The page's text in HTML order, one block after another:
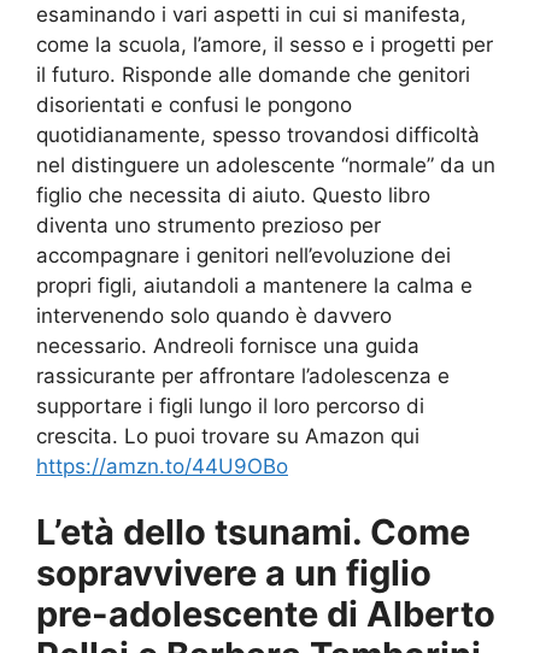
esaminando i vari aspetti in cui si manifesta,
come la scuola, l’amore, il sesso e i progetti per
il futuro. Risponde alle domande che genitori
disorientati e confusi le pongono
quotidianamente, spesso trovandosi difficoltà
nel distinguere un adolescente “normale” da un
figlio che necessita di aiuto. Questo libro
diventa uno strumento prezioso per
accompagnare i genitori nell’evoluzione dei
propri figli, aiutandoli a mantenere la calma e
intervenendo solo quando è davvero
necessario. Andreoli fornisce una guida
rassicurante per affrontare l’adolescenza e
supportare i figli lungo il loro percorso di
crescita. Lo puoi trovare su Amazon qui
https://amzn.to/44U9OBo
L’età dello tsunami. Come
sopravvivere a un figlio
pre-adolescente di Alberto